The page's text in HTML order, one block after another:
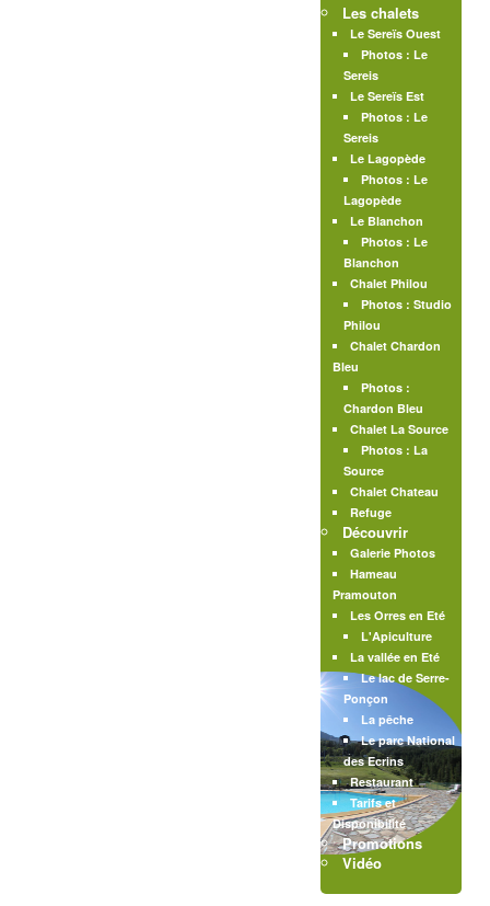
Les chalets
Le Sereïs Ouest
Photos : Le
Sereis
Le Sereïs Est
Photos : Le
Sereis
Le Lagopède
Photos : Le
Lagopède
Le Blanchon
Photos : Le
Blanchon
Chalet Philou
Photos : Studio
Philou
Chalet Chardon
Bleu
Photos :
Chardon Bleu
Chalet La Source
Photos : La
Source
Chalet Chateau
Refuge
Découvrir
Galerie Photos
Hameau
Pramouton
Les Orres en Eté
L'Apiculture
La vallée en Eté
Le lac de Serre-
Ponçon
La pêche
Le parc National
des Ecrins
Restaurant
Tarifs et
Disponibilité
Promotions
Vidéo